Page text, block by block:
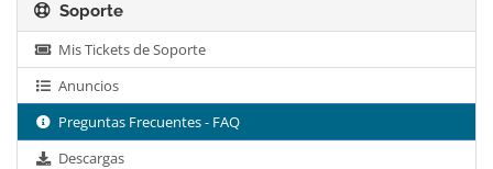
Soporte
Mis Tickets de Soporte
Anuncios
Preguntas Frecuentes - FAQ
Descargas